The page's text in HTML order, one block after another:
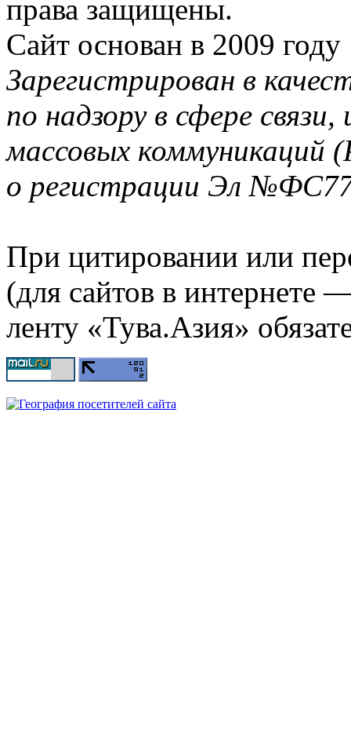
права защищены.
Сайт основан в 2009 году
Зарегистрирован в
по надзору в сфере
массовых коммуникаций
о регистрации Эл
При цитировании или
(для сайтов в интернете
ленту «Тува.Азия»